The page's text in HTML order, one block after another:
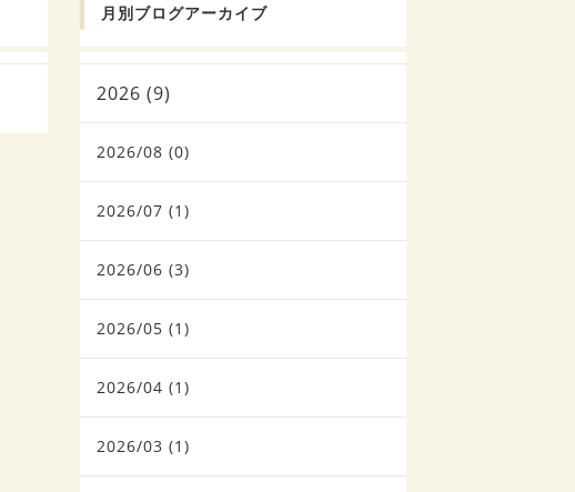
月別ブログアーカイブ
2026 (9)
2026/08 (0)
2026/07 (1)
2026/06 (3)
2026/05 (1)
2026/04 (1)
2026/03 (1)